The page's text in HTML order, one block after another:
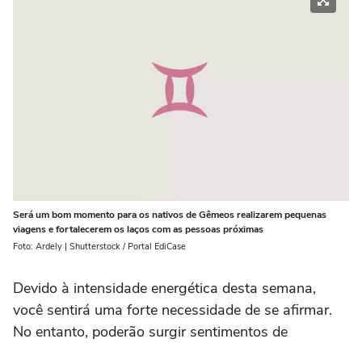
Será um bom momento para os nativos de Gêmeos realizarem pequenas
viagens e fortalecerem os laços com as pessoas próximas
Foto: Ardely | Shutterstock / Portal EdiCase
Devido à intensidade energética desta semana,
você sentirá uma forte necessidade de se afirmar.
No entanto, poderão surgir sentimentos de